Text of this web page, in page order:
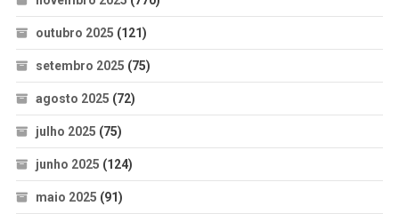
outubro 2025 (121)
setembro 2025 (75)
agosto 2025 (72)
julho 2025 (75)
junho 2025 (124)
maio 2025 (91)